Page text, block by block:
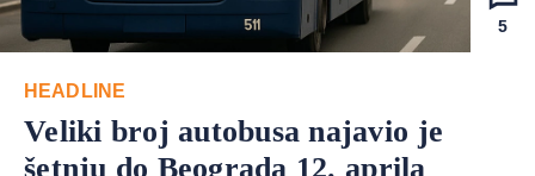
5
HEADLINE
Veliki broj autobusa najavio je
šetnju do Beograda 12. aprila